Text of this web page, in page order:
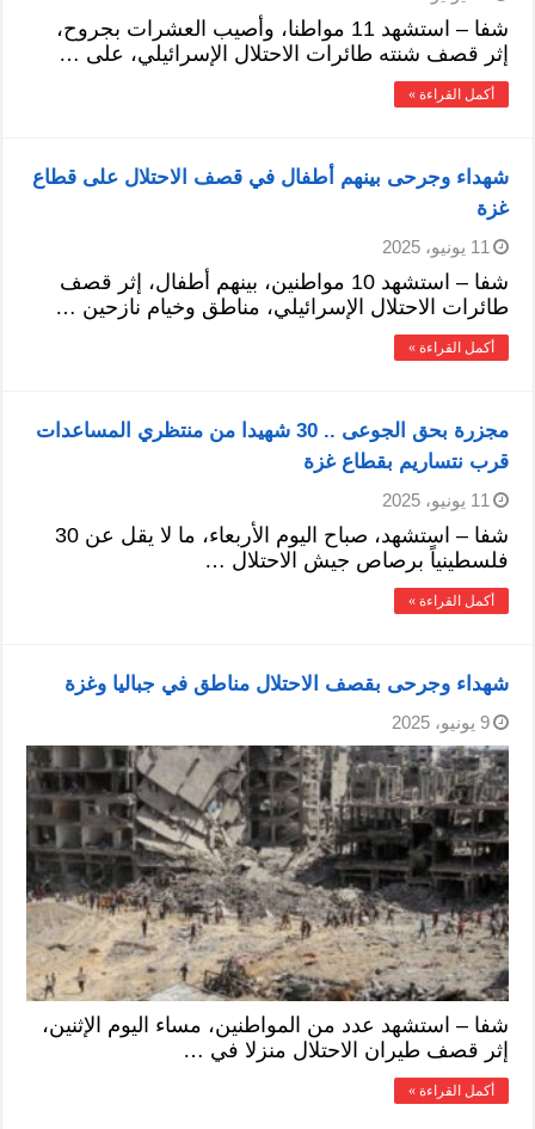
شفا – استشهد 11 مواطنا، وأصيب العشرات بجروح،
إثر قصف شنته طائرات الاحتلال الإسرائيلي، على …
أكمل القراءة »
شهداء وجرحى بينهم أطفال في قصف الاحتلال على قطاع
غزة
11 يونيو، 2025
شفا – استشهد 10 مواطنين، بينهم أطفال، إثر قصف
طائرات الاحتلال الإسرائيلي، مناطق وخيام نازحين …
أكمل القراءة »
مجزرة بحق الجوعى .. 30 شهيدا من منتظري المساعدات
قرب نتساريم بقطاع غزة
11 يونيو، 2025
شفا – استشهد، صباح اليوم الأربعاء، ما لا يقل عن 30
فلسطينياً برصاص جيش الاحتلال …
أكمل القراءة »
شهداء وجرحى بقصف الاحتلال مناطق في جباليا وغزة
9 يونيو، 2025
شفا – استشهد عدد من المواطنين، مساء اليوم الإثنين،
إثر قصف طيران الاحتلال منزلا في …
أكمل القراءة »